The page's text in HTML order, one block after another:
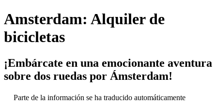
Amsterdam: Alquiler de
bicicletas
¡Embárcate en una emocionante aventura
sobre dos ruedas por Ámsterdam!
Parte de la información se ha traducido automáticamente